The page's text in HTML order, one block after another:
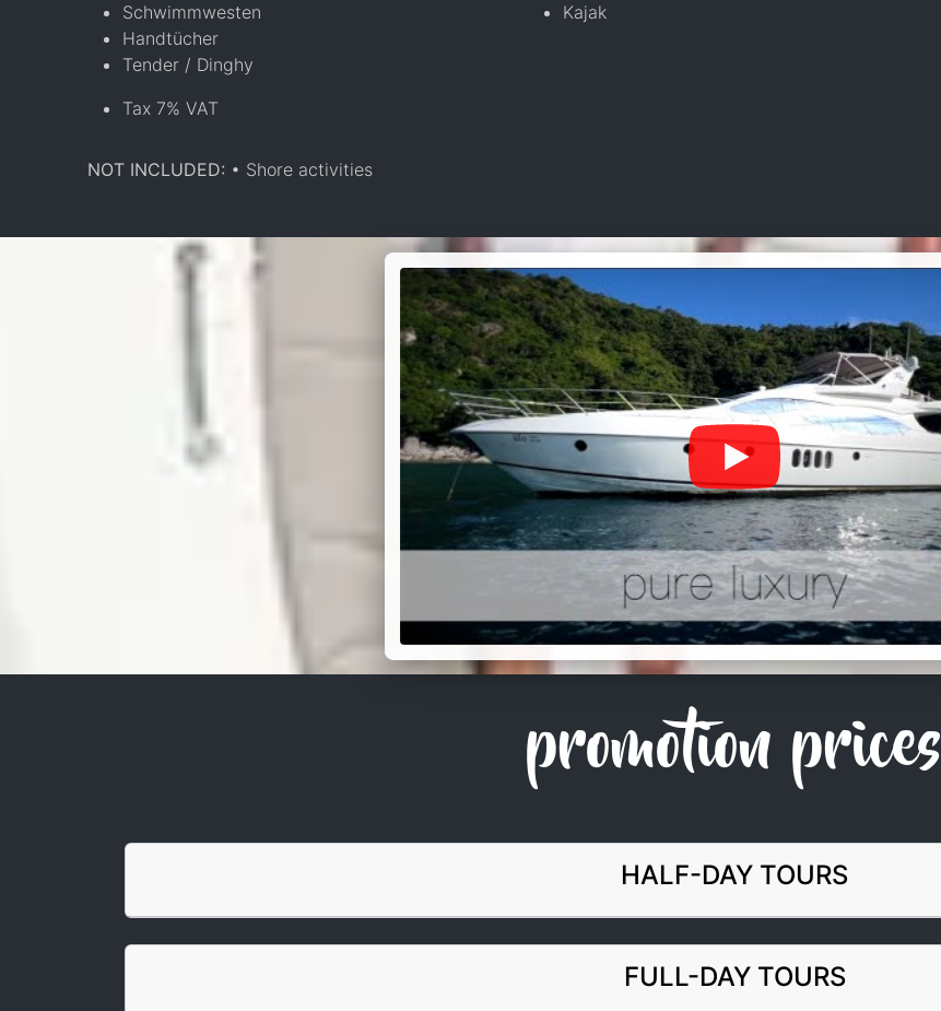
Schwimmwesten
Handtücher
Tender / Dinghy
Tax 7% VAT
Kajak
NOT INCLUDED: • Shore activities
promotion prices
HALF-DAY TOURS
FULL-DAY TOURS